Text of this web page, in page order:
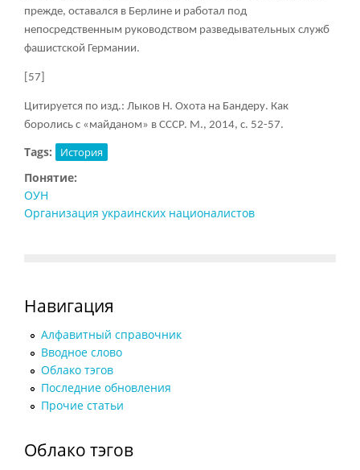
прежде, оставался в Берлине и работал под
непосредственным руководством разведывательных служб
фашистской Германии.
[57]
Цитируется по изд.: Лыков Н. Охота на Бандеру. Как
боролись с «майданом» в СССР. М., 2014, с. 52-57.
Tags: История
Понятие:
ОУН
Организация украинских националистов
Навигация
Алфавитный справочник
Вводное слово
Облако тэгов
Последние обновления
Прочие статьи
Облако тэгов